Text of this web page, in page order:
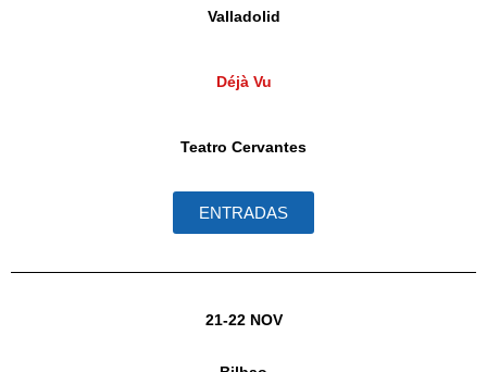
Valladolid
Déjà Vu
Teatro Cervantes
ENTRADAS
21-22 NOV